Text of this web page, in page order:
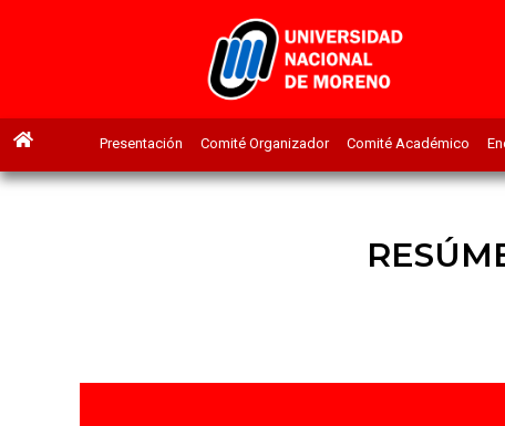
Presentación Comité Organizador Comité Académico